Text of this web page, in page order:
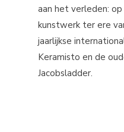
aan het verleden:
kunstwerk ter ere
jaarlijkse
Keramisto en de
Jacobsladder.